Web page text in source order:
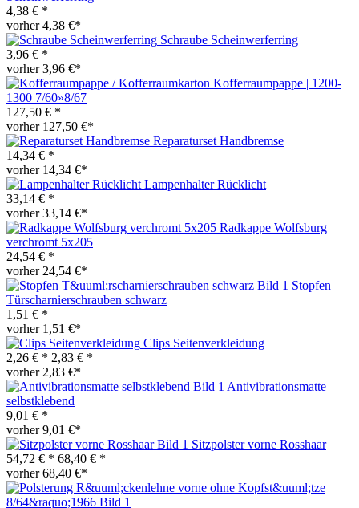
4,38 € *
vorher 4,38 €*
Schraube Scheinwerferring
3,96 € *
vorher 3,96 €*
Kofferraumpappe | 1200-
1300 7/60»8/67
127,50 € *
vorher 127,50 €*
Reparaturset Handbremse
14,34 € *
vorher 14,34 €*
Lampenhalter Rücklicht
33,14 € *
vorher 33,14 €*
Radkappe Wolfsburg
verchromt 5x205
24,54 € *
vorher 24,54 €*
Stopfen
Türscharnierschrauben schwarz
1,51 € *
vorher 1,51 €*
Clips Seitenverkleidung
2,26 € * 2,83 € *
vorher 2,83 €*
Antivibrationsmatte
selbstklebend
9,01 € *
vorher 9,01 €*
Sitzpolster vorne Rosshaar
54,72 € * 68,40 € *
vorher 68,40 €*